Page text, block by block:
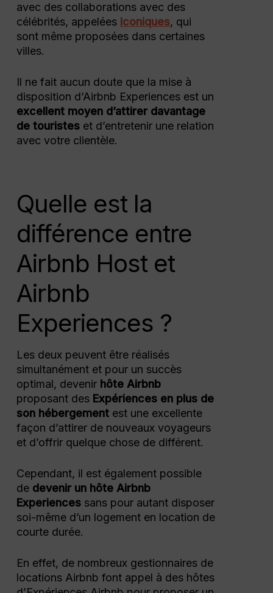
avec des collaborations avec des
célébrités, appelées Iconiques, qui
sont même proposées dans certaines
villes.
Il ne fait aucun doute que la mise à
disposition d’Airbnb Experiences est un
excellent moyen d’attirer davantage
de touristeset d’entretenir une relation
avec votre clientèle.
Quelle est la
différence entre
Airbnb Host et
Airbnb
Experiences ?
Les deux peuvent être réalisés
simultanément et pour un succès
optimal, devenir hôte Airbnb
proposant desExpériences en plus de
son hébergementest une excellente
façon d’attirer de nouveaux voyageurs
et d’offrir quelque chose de différent.
Cependant, il est également possible
de devenir un hôte Airbnb
Experiencessans pour autant disposer
soi-même d’un logement en location de
courte durée.
En effet, de nombreux gestionnaires de
locations Airbnb font appel à des hôtes